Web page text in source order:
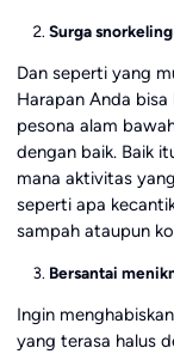
Surga
Dan seperti yang
Harapan Anda
pesona alam
dengan baik. Baik
mana aktivitas
seperti apa
sampah ataupun
Bersantai
Ingin
yang terasa halus